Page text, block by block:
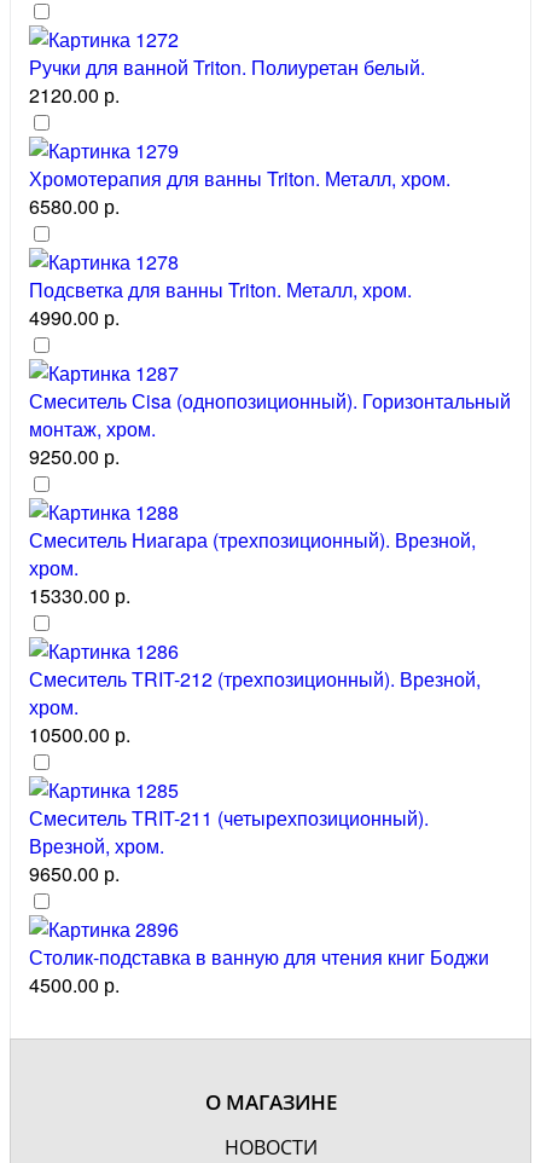
Ручки для ванной Triton. Полиуретан белый.
2120.00 р.
Хромотерапия для ванны Triton. Металл, хром.
6580.00 р.
Подсветка для ванны Triton. Металл, хром.
4990.00 р.
Смеситель Сisa (однопозиционный). Горизонтальный
монтаж, хром.
9250.00 р.
Смеситель Ниагара (трехпозиционный). Врезной,
хром.
15330.00 р.
Смеситель TRIT-212 (трехпозиционный). Врезной,
хром.
10500.00 р.
Смеситель TRIT-211 (четырехпозиционный).
Врезной, хром.
9650.00 р.
Столик-подставка в ванную для чтения книг Боджи
4500.00 р.
О МАГАЗИНЕ
НОВОСТИ